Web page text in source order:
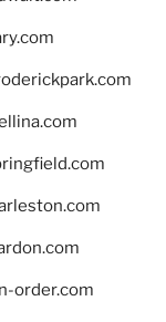
order.com